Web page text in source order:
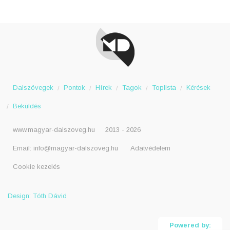
Dalszövegek Pontok Hírek Tagok Toplista Kérések
Beküldés
www.magyar-dalszoveg.hu 2013 - 2026
Email: info@magyar-dalszoveg.hu Adatvédelem
Cookie kezelés
Design: Tóth Dávid
Powered by: